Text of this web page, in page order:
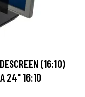
(16:10)
24" 16:10